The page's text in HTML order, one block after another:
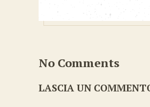
No Comments
LASCIA UN